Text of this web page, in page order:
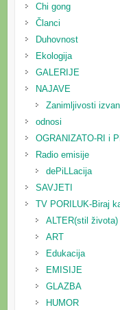
Chi gong
Članci
Duhovnost
Ekologija
GALERIJE
NAJAVE
Zanimljivosti
odnosi
OGRANIZATO-RI i
Radio emisije
dePiLLacija
SAVJETI
TV PORILUK-Biraj
ALTER(stil života)
ART
Edukacija
EMISIJE
GLAZBA
HUMOR